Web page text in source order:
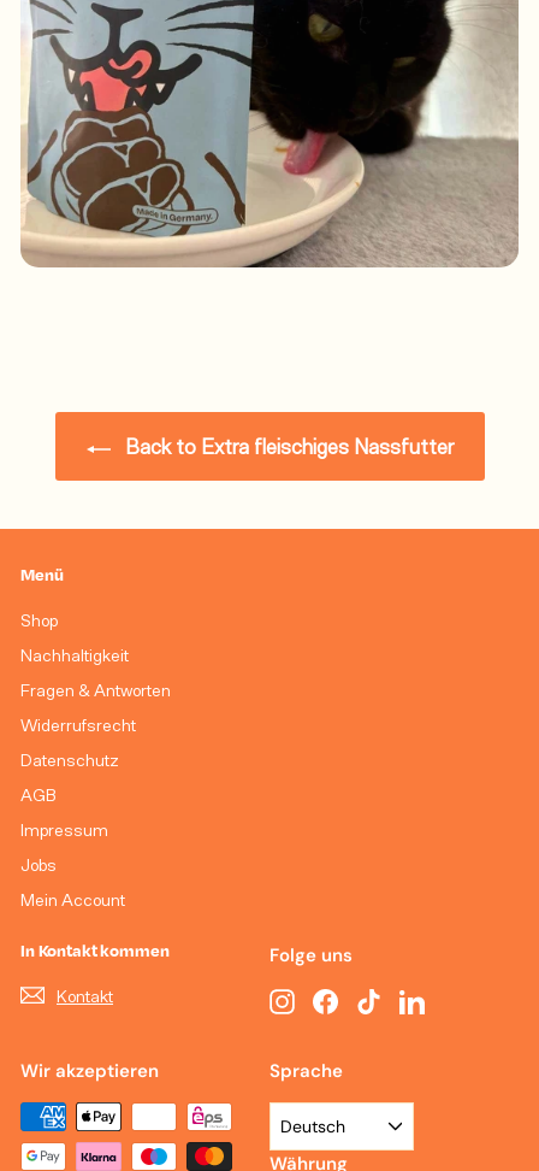
Back to Extra fleischiges Nassfutter
Menü
Shop
Nachhaltigkeit
Fragen & Antworten
Widerrufsrecht
Datenschutz
AGB
Impressum
Jobs
Mein Account
In Kontakt kommen
Kontakt
Folge uns
InstagramFacebookTikTokLinkedIn
Wir akzeptieren Sprache
Deutsch
Währung